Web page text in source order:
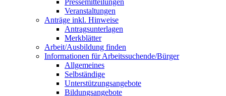
Pressemitteilungen
Veranstaltungen
Anträge inkl. Hinweise
Antragsunterlagen
Merkblätter
Arbeit/Ausbildung finden
Informationen für Arbeitssuchende/Bürger
Allgemeines
Selbständige
Unterstützungs­angebote
Bildungsangebote